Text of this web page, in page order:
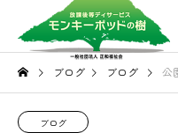
ブログ ブログ 公
ブログ